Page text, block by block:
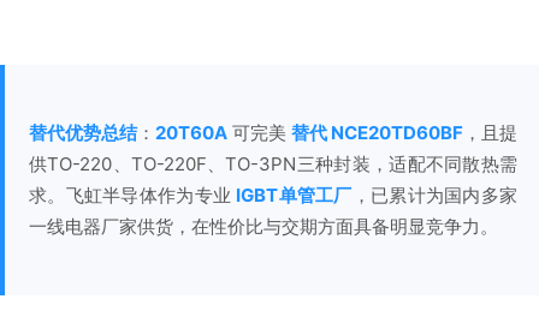
替代优势总结： 20T60A 可完美 替代 NCE20TD60BF ，且提
供TO-220、TO-220F、TO-3PN三种封装，适配不同散热需
求。飞虹半导体作为专业 IGBT单管工厂 ，已累计为国内多家
一线电器厂家供货，在性价比与交期方面具备明显竞争力。